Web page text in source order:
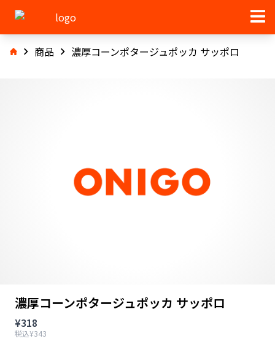
商品 濃厚コーンポタージュポッカ サッポロ
濃厚コーンポタージュポッカ サッポロ
¥318
税込¥343